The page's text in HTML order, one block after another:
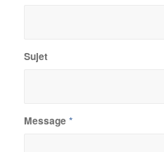
Sujet
Message *